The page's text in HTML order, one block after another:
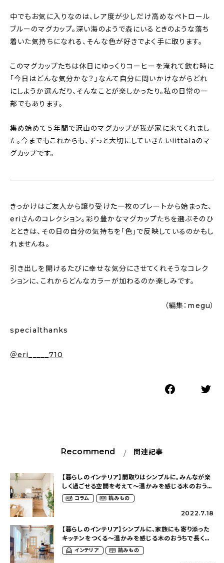
中でもお気に入りなのは、レア度が少しだけ高めなペトロール
ブルーのマグカップ。深い海のようで森にいるときのような落ち
着いた気持ちになれる、そんな色が好きでよく手に取ります。
このマグカップたちは休日にゆっくりコーヒーを淹れて飲む時に
「今日はどんな気分かな？」なんて自分に問いかけながらどれ
にしようか選んだり、そんなことが楽しかったり。私の日常の一
部でもあります。
集め始めて５年間で沢山のマグカップが我が家に来てくれまし
た。今までもこれからも、ずっと大切にしていきたいiittalaのマ
グカップです。
きっかけはご友人から譲り受けた一枚のプレートから始まった、
eriさんのコレクション。彩り豊かなマグカップたちを選ぶそのひ
とときは、その日の自分の気持ちを「色」で反映しているのかもし
れませんね。
引き出しを開けるたびに幸せな気分にさせてくれそうなコレク
ションに、これからどんなカラーが加わるのか楽しみです。
（編集：megu）
specialthanks
＠eri_____710
Recommend 関連記事
【暮らしのインテリア】間取りはシンプルに。みんなが楽
しく過ごせる空間を考えて〜温かみを感じる木のおうち
で長く暮らす（eri_____710さん）
コラム 読みもの
2022.7.18
【暮らしのインテリア】シンプルに、家族にも寄り添った
キッチンをつくる〜温かみを感じる木のおうちで長く暮
らす（eri_____710さん）
インテリア 読みもの